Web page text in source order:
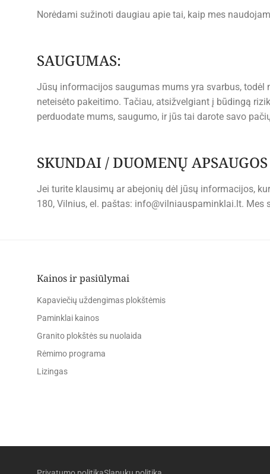
Norėdami sužinoti daugiau apie tai, kaip mes
SAUGUMAS:
Jūsų informacijos saugumas mums yra svarbus,
neteisėto pakeitimo. Tačiau, atsižvelgiant į būdingą
perduodate mums, saugumo, ir jūs tai darote savo
SKUNDAI / DUOMENŲ
Jei turite klausimų ar abejonių dėl jūsų informacijos,
180, Vilnius, el. paštas: info@vilniauspaminklai.lt. Mes
Kainos ir pasiūlymai
Kapaviečių uždengimas plokštėmis
Paminklai kainos
Granito plokštės su nuolaida
Rėmimo programa
Lizingas